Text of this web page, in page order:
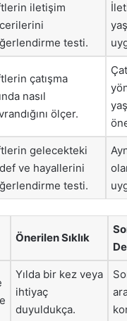
iletişim
testi.
çatışma
nasıl
ölçer.
gelecekteki
ve hayallerini
testi.
Önerilen Sıklık
Yılda bir kez veya
ihtiyaç
duyuldukça.